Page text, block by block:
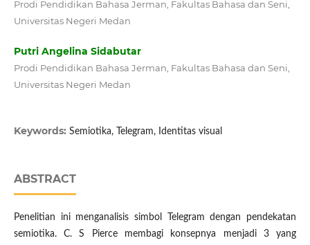
Prodi Pendidikan Bahasa Jerman, Fakultas Bahasa dan Seni,
Universitas Negeri Medan
Putri Angelina Sidabutar
Prodi Pendidikan Bahasa Jerman, Fakultas Bahasa dan Seni,
Universitas Negeri Medan
Keywords: Semiotika, Telegram, Identitas visual
ABSTRACT
Penelitian ini menganalisis simbol Telegram dengan pendekatan
semiotika. C. S Pierce membagi konsepnya menjadi 3 yang